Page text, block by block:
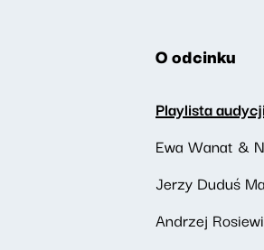
O odcinku
Playlista
Ewa Wanat &
Jerzy Duduś
Andrzej